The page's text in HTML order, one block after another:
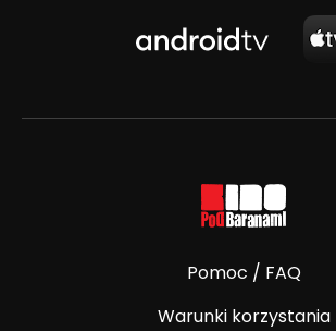
Pomoc / FAQ
Warunki korzystania